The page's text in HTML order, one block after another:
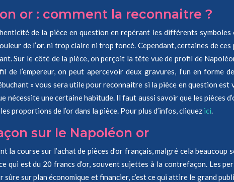
or : comment la reconnaitre ?
de la pièce en question en repérant les différents
de l’or, ni trop claire ni trop foncé. Cependant, certaines de
Sur le côté de la pièce, on perçoit la tête vue de profil de
de l’empereur, on peut apercevoir deux gravures, l’un en
» vous sera utile pour reconnaitre si la pièce en question
une certaine habitude. Il faut aussi savoir que les pièces
proportions de l’or dans la pièce. Pour plus d’infos, cliquez ici.
sur le Napoléon or
la course sur l’achat de pièces d’or français, malgré cela
qui est du 20 francs d’or, souvent sujettes à la contrefaçon. Les
sûre sur plan économique et financier, c’est ce qui attire le grand